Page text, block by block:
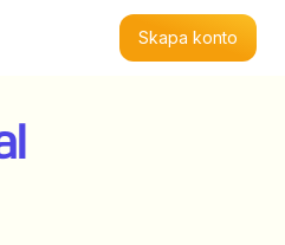
Skapa konto